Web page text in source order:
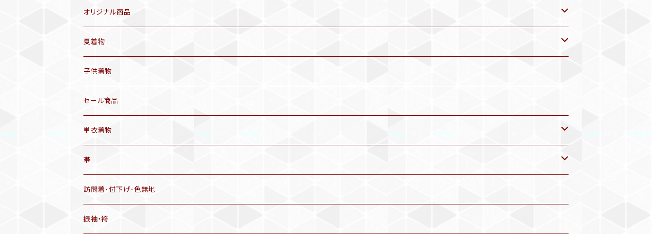
オリジナル商品
袷着物(10〜5月頃)
セオα 着物(5〜9月頃)
三分紐
帯揚げ
羽織
半幅帯
有松絞り浴衣(6～9月頃)
夏着物
アンティーク着物
リサイクル着物
子供着物
セール商品
単衣着物
アンティーク着物
リサイクル着物
帯
リサイクル帯
アンティーク帯
訪問着･付下げ･色無地
振袖・袴